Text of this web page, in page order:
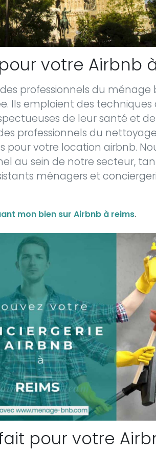
votre Airbnb
professionnels du ménage
Ils emploient des techniques
de leur santé et
professionnels du
pour votre location airbnb.
au sein de notre secteur,
ménagers et
mon bien sur Airbnb à reims.
pour votre